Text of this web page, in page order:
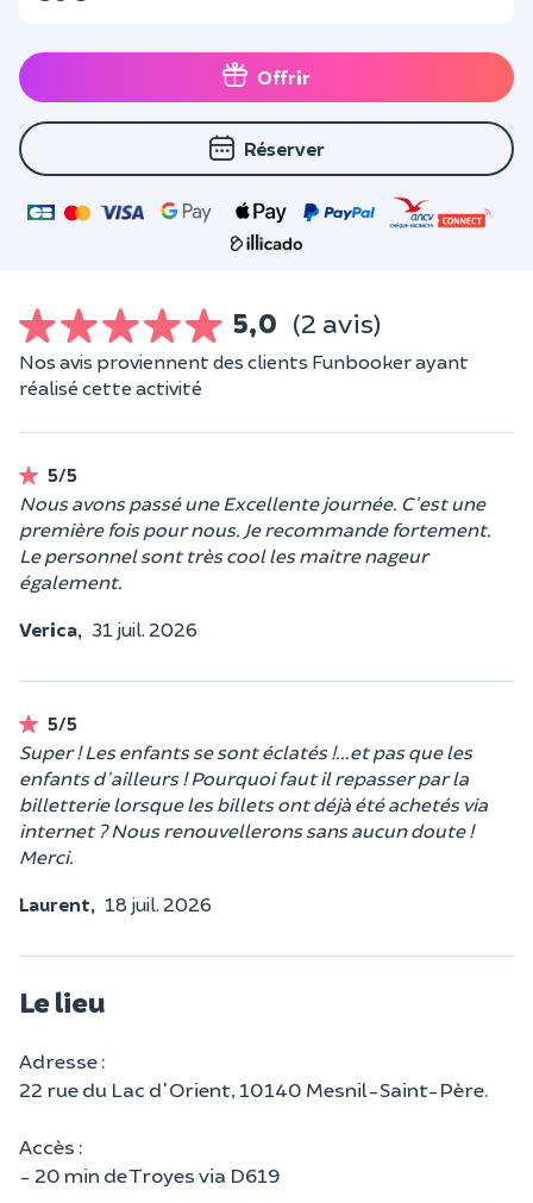
Offrir
Réserver
5,0 (2 avis)
Nos avis proviennent des clients Funbooker ayant
réalisé cette activité
5/5
Nous avons passé une Excellente journée. C'est une
première fois pour nous. Je recommande fortement.
Le personnel sont très cool les maitre nageur
également.
Verica, 31 juil. 2026
5/5
Super ! Les enfants se sont éclatés !...et pas que les
enfants d'ailleurs ! Pourquoi faut il repasser par la
billetterie lorsque les billets ont déjà été achetés via
internet ? Nous renouvellerons sans aucun doute !
Merci.
Laurent, 18 juil. 2026
Le lieu
Adresse :
22 rue du Lac d'Orient, 10140 Mesnil-Saint-Père.
Accès :
- 20 min de Troyes via D619